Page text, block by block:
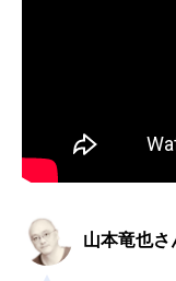
山本竜也さ